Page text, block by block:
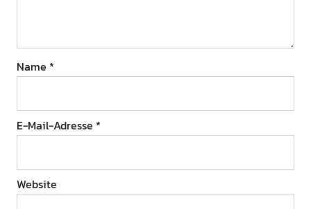
Name *
E-Mail-Adresse *
Website